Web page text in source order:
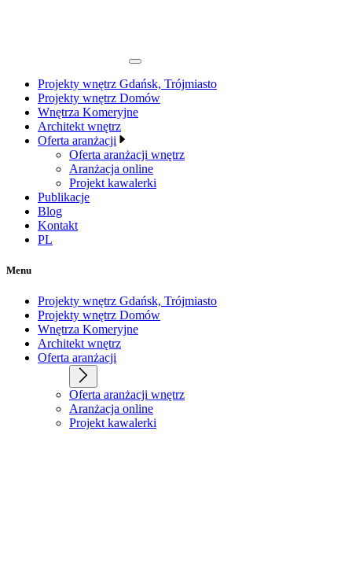
Projekty wnętrz Gdańsk, Trójmiasto
Projekty wnętrz Domów
Wnętrza Komeryjne
Architekt wnętrz
Oferta aranżacji
Oferta aranżacji wnętrz
Aranżacja online
Projekt kawalerki
Publikacje
Blog
Kontakt
PL
Menu
Projekty wnętrz Gdańsk, Trójmiasto
Projekty wnętrz Domów
Wnętrza Komeryjne
Architekt wnętrz
Oferta aranżacji
Oferta aranżacji wnętrz
Aranżacja online
Projekt kawalerki